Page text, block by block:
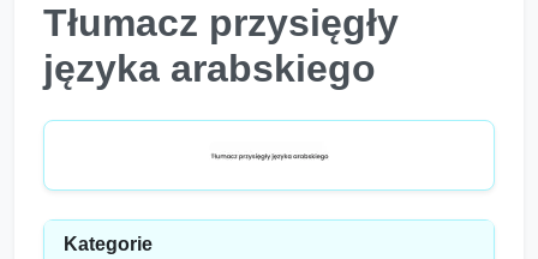
Tłumacz przysięgły
języka arabskiego
Kategorie